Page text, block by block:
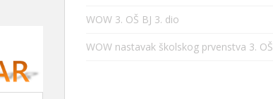
WOW 3. OŠ BJ 3. dio
WOW nastavak školskog prvenstva 3. OŠ